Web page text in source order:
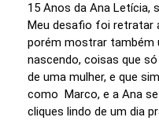
15 Anos da Ana Letícia,
Meu desafio foi retratar
porém mostrar também
nascendo, coisas que
de uma mulher, e que
como Marco, e a Ana
cliques lindo de um dia